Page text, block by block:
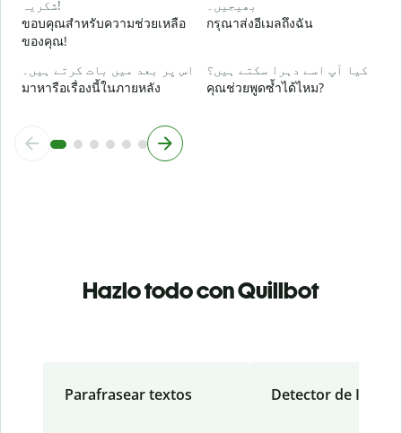
شکریہ!
ขอบคุณสำหรับความช่วยเหลือ
ของคุณ!
بھیجیں۔
กรุณาส่งอีเมลถึงฉัน
اس پر بعد میں بات کرتے ہیں۔
มาหารือเรื่องนี้ในภายหลัง
کیا آپ اسے دہرا سکتے ہیں؟
คุณช่วยพูดซ้ำได้ไหม?
Hazlo todo con Quillbot
Parafrasear textos Detector de IA